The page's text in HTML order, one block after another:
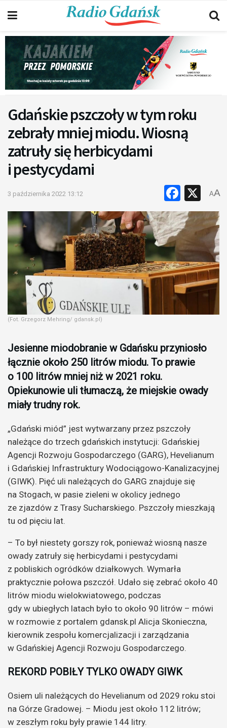
Gdańskie pszczoły w tym roku
zebrały mniej miodu. Wiosną
zatruły się herbicydami
i pestycydami
3 października 2022 13:12 X
AA
(Fot. Grzegorz Mehring/ gdansk.pl)
Jesienne miodobranie w Gdańsku przyniosło
łącznie około 250 litrów miodu. To prawie
o 100 litrów mniej niż w 2021 roku.
Opiekunowie uli tłumaczą, że miejskie owady
miały trudny rok.
„Gdański miód” jest wytwarzany przez pszczoły
należące do trzech gdańskich instytucji: Gdańskiej
Agencji Rozwoju Gospodarczego (GARG), Hevelianum
i Gdańskiej Infrastruktury Wodociągowo-Kanalizacyjnej
(GIWK). Pięć uli należących do GARG znajduje się
na Stogach, w pasie zieleni w okolicy jednego
ze zjazdów z Trasy Sucharskiego. Pszczoły mieszkają
tu od pięciu lat.
– To był niestety gorszy rok, ponieważ wiosną nasze
owady zatruły się herbicydami i pestycydami
z pobliskich ogródków działkowych. Wymarła
praktycznie połowa pszczół. Udało się zebrać około 40
litrów miodu wielokwiatowego, podczas
gdy w ubiegłych latach było to około 90 litrów – mówi
w rozmowie z portalem gdansk.pl Alicja Skonieczna,
kierownik zespołu komercjalizacji i zarządzania
w Gdańskiej Agencji Rozwoju Gospodarczego.
REKORD POBIŁY TYLKO OWADY GIWK
Osiem uli należących do Hevelianum od 2029 roku stoi
na Górze Gradowej. – Miodu jest około 112 litrów;
w zeszłym roku były prawie 144 litry.